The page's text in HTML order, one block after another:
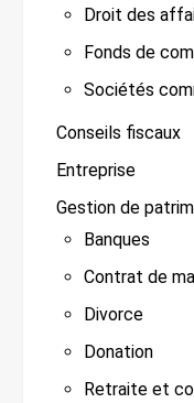
Droit des
Fonds de
Sociétés
Conseils fiscaux
Entreprise
Gestion de
Banques
Contrat de
Divorce
Donation
Retraite et